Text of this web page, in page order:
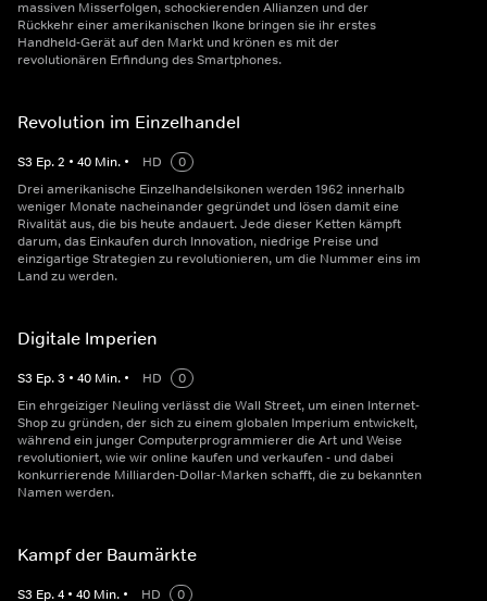
massiven Misserfolgen, schockierenden Allianzen und der
Rückkehr einer amerikanischen Ikone bringen sie ihr erstes
Handheld-Gerät auf den Markt und krönen es mit der
revolutionären Erfindung des Smartphones.
Revolution im Einzelhandel
S3 Ep.2 • 40 Min. • HD
0
Drei amerikanische Einzelhandelsikonen werden 1962 innerhalb
weniger Monate nacheinander gegründet und lösen damit eine
Rivalität aus, die bis heute andauert. Jede dieser Ketten kämpft
darum, das Einkaufen durch Innovation, niedrige Preise und
einzigartige Strategien zu revolutionieren, um die Nummer eins im
Land zu werden.
Digitale Imperien
S3 Ep.3 • 40 Min. • HD
0
Ein ehrgeiziger Neuling verlässt die Wall Street, um einen Internet-
Shop zu gründen, der sich zu einem globalen Imperium entwickelt,
während ein junger Computerprogrammierer die Art und Weise
revolutioniert, wie wir online kaufen und verkaufen - und dabei
konkurrierende Milliarden-Dollar-Marken schafft, die zu bekannten
Namen werden.
Kampf der Baumärkte
S3 Ep.4 • 40 Min. • HD
0